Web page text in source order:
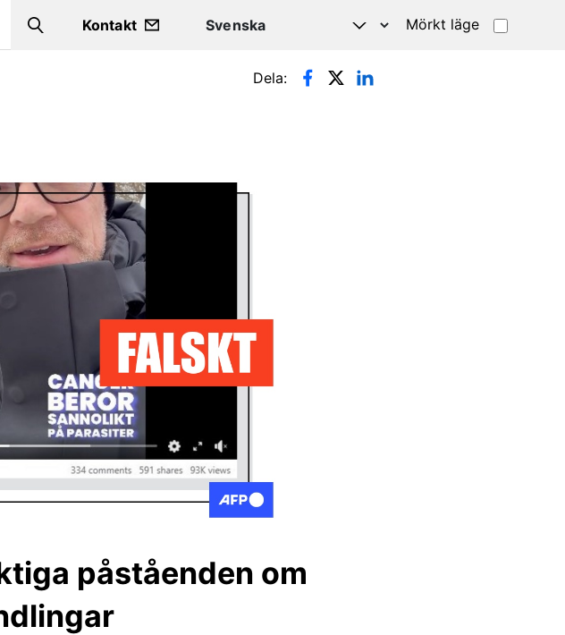
Search
Kontakt Mörkt läge
Dela:
påståenden om